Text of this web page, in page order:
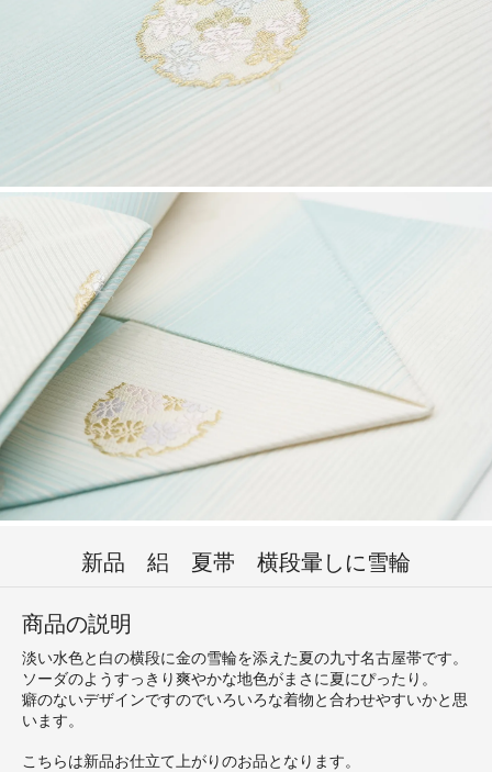
新品 絽 夏帯 横段暈しに雪輪
商品の説明
淡い水色と白の横段に金の雪輪を添えた夏の九寸名古屋帯です。
ソーダのようすっきり爽やかな地色がまさに夏にぴったり。
癖のないデザインですのでいろいろな着物と合わせやすいかと思
います。
こちらは新品お仕立て上がりのお品となります。